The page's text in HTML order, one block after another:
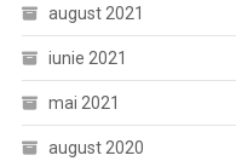
august 2021
iunie 2021
mai 2021
august 2020